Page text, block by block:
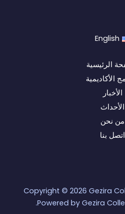
English
الرئيسية
الأكاديمية
الأخبار
الأحداث
من نحن
اتصل بنا
Copyright © 2026 Gezira
Powered by Gezira